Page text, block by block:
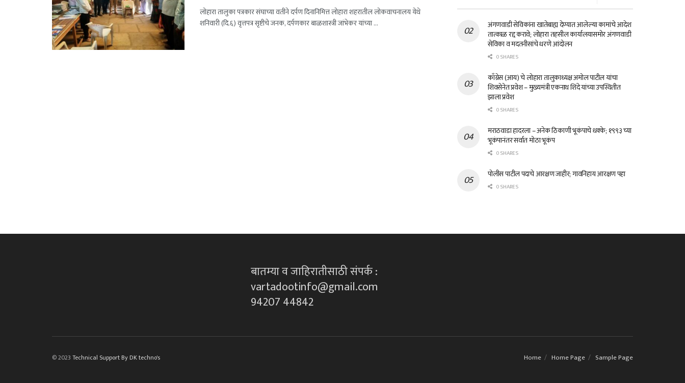
लोहारा तालुका पत्रकार संघाच्या वतीने दर्पण दिनानिमित्त लोहारा शहरातील लोकवाचनालय येथे
शनिवारी (दि.६) वृत्तपत्र सृष्टीचे जनक, दर्पणकार बाळशास्त्री जांभेकर यांच्या ...
अंगणवाडी सेविकांना खातेबाह्य देण्यात आलेल्या कामांचे आदेश
तात्काळ रद्द करावे; लोहारा तहसील कार्यालयासमोर अंगणवाडी
सेविका व मदतनीसांचे धरणे आंदोलन
0 SHARES
काँग्रेस (आय) चे लोहारा तालुकाध्यक्ष अमोल पाटील यांचा
शिवसेनेत प्रवेश – मुख्यमंत्री एकनाथ शिंदे यांच्या उपस्थितीत
झाला प्रवेश
0 SHARES
मराठवाडा हादरला – अनेक ठिकाणी भूकंपाचे धक्के; १९९३ च्या
भूकंपानंतर सर्वात मोठा भूकंप
0 SHARES
पोलीस पाटील पदाचे आरक्षण जाहीर; गावनिहाय आरक्षण पहा
0 SHARES
बातम्या व जाहिरातीसाठी संपर्क :
vartadootinfo@gmail.com
94207 44842
Home Home Page Sample Page
© 2023 Technical Support By DK techno's